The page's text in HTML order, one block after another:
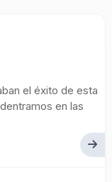
el éxito de esta
en las